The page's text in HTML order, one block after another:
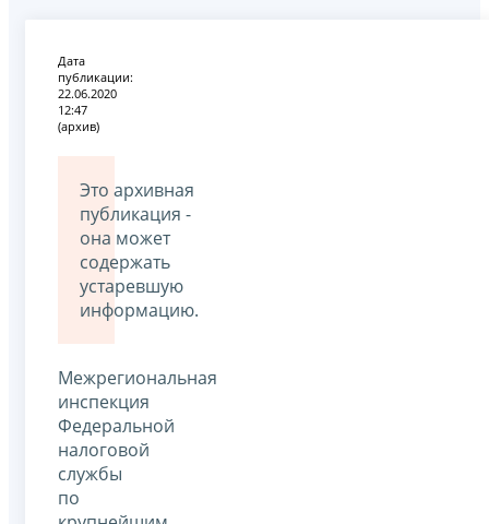
Дата
публикации:
22.06.2020
12:47
(архив)
Это архивная
публикация -
она может
содержать
устаревшую
информацию.
Межрегиональная
инспекция
Федеральной
налоговой
службы
по